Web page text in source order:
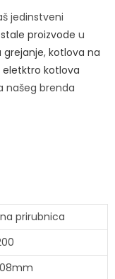
jedinstveni
proizvode u
grejanje, kotlova na
eletktro kotlova
našeg brenda
prirubnica